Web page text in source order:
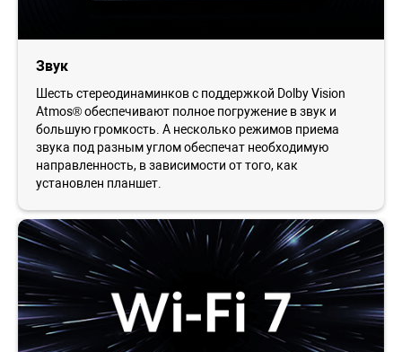
Звук
Шесть стереодинаминков с поддержкой Dolby Vision
Atmos® обеспечивают полное погружение в звук и
большую громкость. А несколько режимов приема
звука под разным углом обеспечат необходимую
направленность, в зависимости от того, как
установлен планшет.